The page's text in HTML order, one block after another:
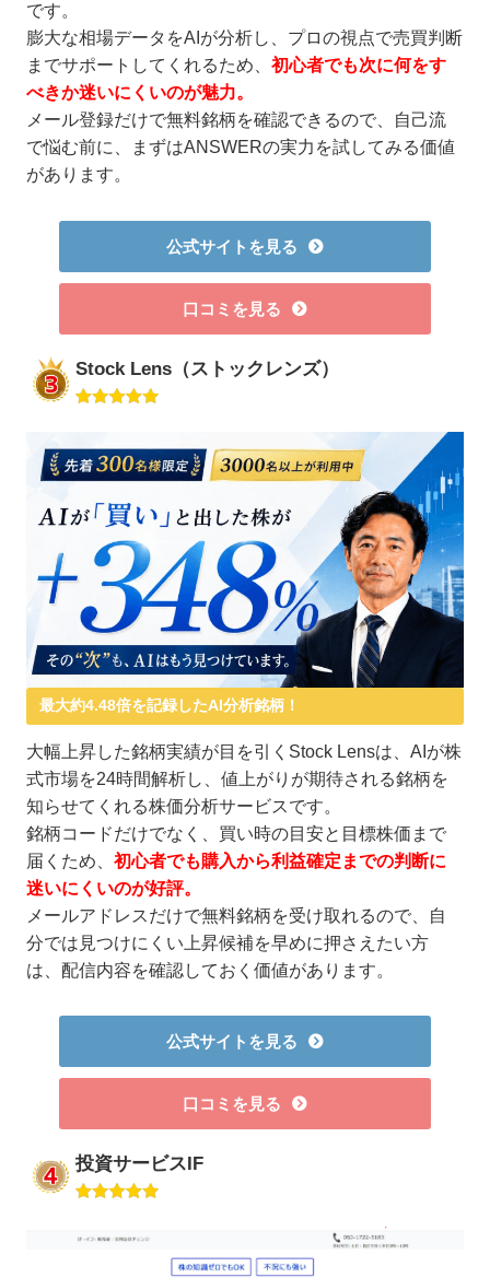
です。
膨大な相場データをAIが分析し、プロの視点で売買判断
までサポートしてくれるため、初心者でも次に何をす
べきか迷いにくいのが魅力。
メール登録だけで無料銘柄を確認できるので、自己流
で悩む前に、まずはANSWERの実力を試してみる価値
があります。
公式サイトを見る
口コミを見る
Stock Lens（ストックレンズ）
最大約4.48倍を記録したAI分析銘柄！
大幅上昇した銘柄実績が目を引くStock Lensは、AIが株
式市場を24時間解析し、値上がりが期待される銘柄を
知らせてくれる株価分析サービスです。
銘柄コードだけでなく、買い時の目安と目標株価まで
届くため、初心者でも購入から利益確定までの判断に
迷いにくいのが好評。
メールアドレスだけで無料銘柄を受け取れるので、自
分では見つけにくい上昇候補を早めに押さえたい方
は、配信内容を確認しておく価値があります。
公式サイトを見る
口コミを見る
投資サービスIF